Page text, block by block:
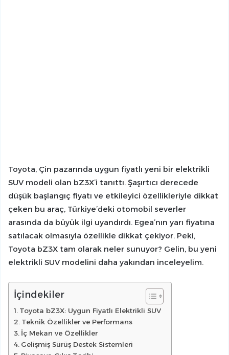
Toyota, Çin pazarında uygun fiyatlı yeni bir elektrikli
SUV modeli olan bZ3X’i tanıttı. Şaşırtıcı derecede
düşük başlangıç fiyatı ve etkileyici özellikleriyle dikkat
çeken bu araç, Türkiye’deki otomobil severler
arasında da büyük ilgi uyandırdı. Egea’nın yarı fiyatına
satılacak olmasıyla özellikle dikkat çekiyor. Peki,
Toyota bZ3X tam olarak neler sunuyor? Gelin, bu yeni
elektrikli SUV modelini daha yakından inceleyelim.
İçindekiler
Toyota bZ3X: Uygun Fiyatlı Elektrikli SUV
Teknik Özellikler ve Performans
İç Mekan ve Özellikler
Gelişmiş Sürüş Destek Sistemleri